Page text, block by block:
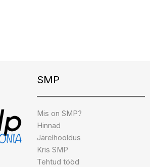
SMP
Mis on SMP?
Hinnad
Järelhooldus
Kris SMP
Tehtud tööd
Instagram
Facebook